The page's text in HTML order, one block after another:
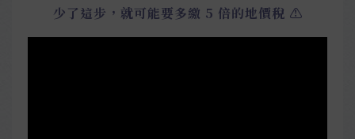
少了這步，就可能要多繳 5 倍的地價稅 ⚠️